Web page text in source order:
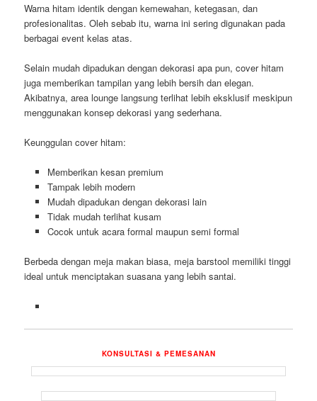
Warna hitam identik dengan kemewahan, ketegasan, dan
profesionalitas. Oleh sebab itu, warna ini sering digunakan pada
berbagai event kelas atas.
Selain mudah dipadukan dengan dekorasi apa pun, cover hitam
juga memberikan tampilan yang lebih bersih dan elegan.
Akibatnya, area lounge langsung terlihat lebih eksklusif meskipun
menggunakan konsep dekorasi yang sederhana.
Keunggulan cover hitam:
Memberikan kesan premium
Tampak lebih modern
Mudah dipadukan dengan dekorasi lain
Tidak mudah terlihat kusam
Cocok untuk acara formal maupun semi formal
Berbeda dengan meja makan biasa, meja barstool memiliki tinggi
ideal untuk menciptakan suasana yang lebih santai.
KONSULTASI & PEMESANAN